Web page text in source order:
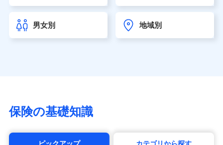
チューリッヒ生命保険株式会社
東京海上日動あんしん生命保険株式会社
（https://www.tmn-anshin.co.jp/）
マニュライフ生命保険株式会社
（https://www.manulife.co.jp/）
（https://www.msa-life.co.jp/）
男女別 地域別
保険の基礎知識